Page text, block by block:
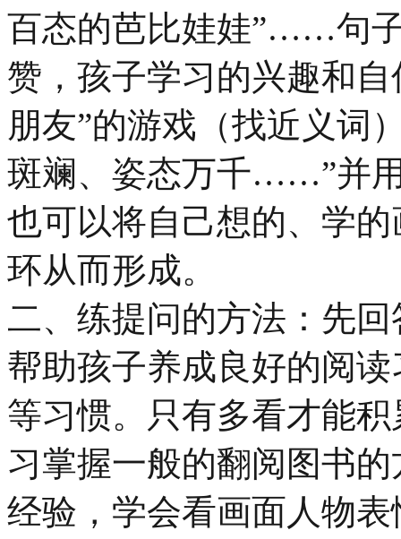
百态的芭比娃娃”……句
赞，孩子学习的兴趣和
朋友”的游戏（找近义词
斑斓、姿态万千……”并
也可以将自己想的、学
环从而形成。
二、练提问的方法：先
帮助孩子养成良好的阅
等习惯。只有多看才能
习掌握一般的翻阅图书
经验，学会看画面人物